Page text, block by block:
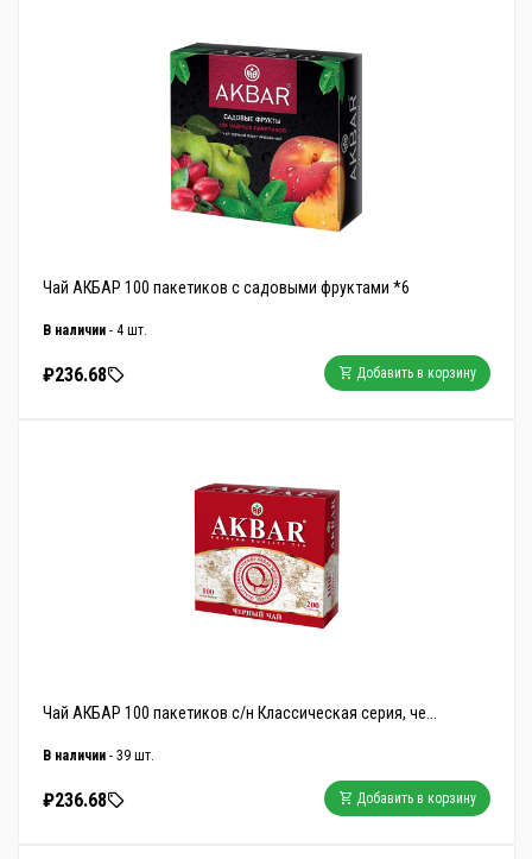
Чай АКБАР 100 пакетиков с садовыми фруктами *6
В наличии - 4 шт.
Добавить в корзину
₽236.68
Чай АКБАР 100 пакетиков с/н Классическая серия, че...
В наличии - 39 шт.
Добавить в корзину
₽236.68